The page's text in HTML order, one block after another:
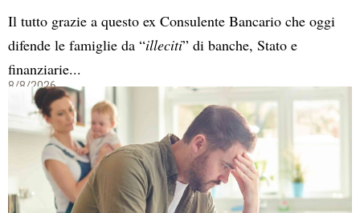
Il tutto grazie a questo ex Consulente Bancario che oggi
difende le famiglie da “illeciti” di banche, Stato e
finanziarie...
8/8/2026